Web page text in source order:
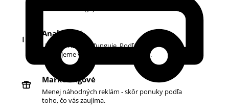
Analytické
Ukazujú nám, čo funguje. Podľa toho
zlepšujeme vyhľadávanie aj ponuku.
Marketingové
Menej náhodných reklám - skôr ponuky podľa
toho, čo vás zaujíma.